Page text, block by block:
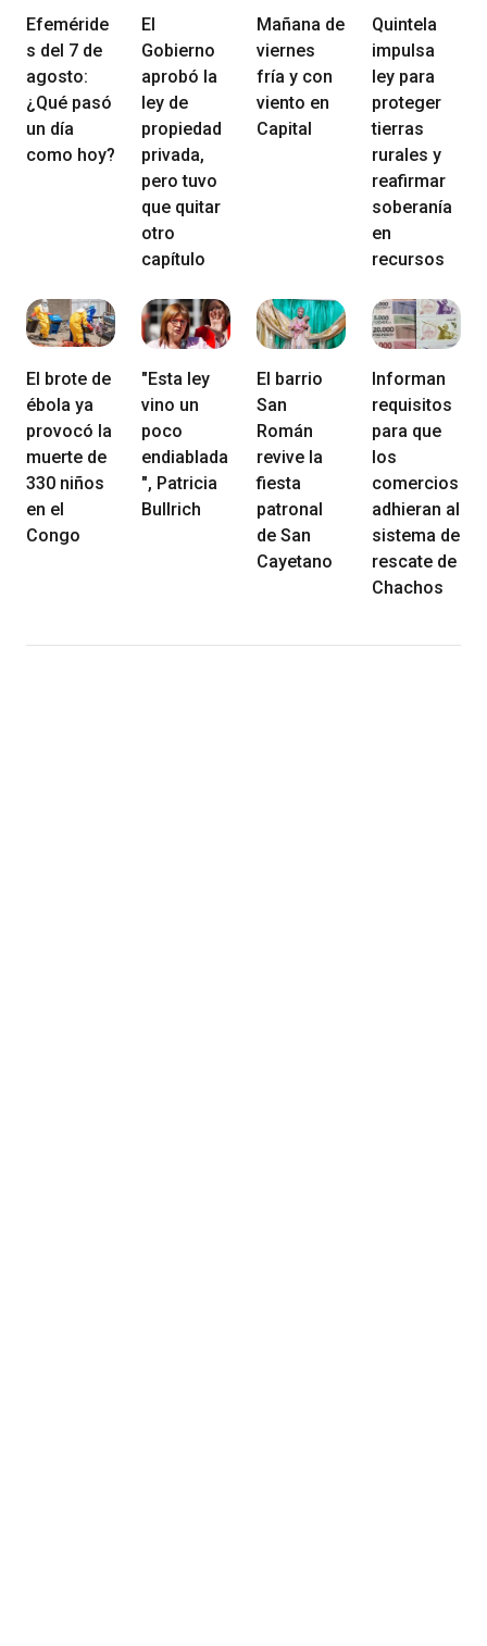
Efeméride
s del 7 de
agosto:
¿Qué pasó
un día
como hoy?
El
Gobierno
aprobó la
ley de
propiedad
privada,
pero tuvo
que quitar
otro
capítulo
Mañana de
viernes
fría y con
viento en
Capital
Quintela
impulsa
ley para
proteger
tierras
rurales y
reafirmar
soberanía
en
recursos
El brote de
ébola ya
provocó la
muerte de
330 niños
en el
Congo
"Esta ley
vino un
poco
endiablada
", Patricia
Bullrich
El barrio
San
Román
revive la
fiesta
patronal
de San
Cayetano
Informan
requisitos
para que
los
comercios
adhieran al
sistema de
rescate de
Chachos